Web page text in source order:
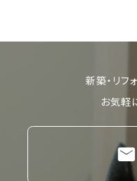
新築・リフ
お気軽